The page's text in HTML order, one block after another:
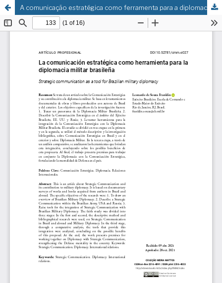
A comunicação estratégica como ferramenta para a diplomacia militar brasileira